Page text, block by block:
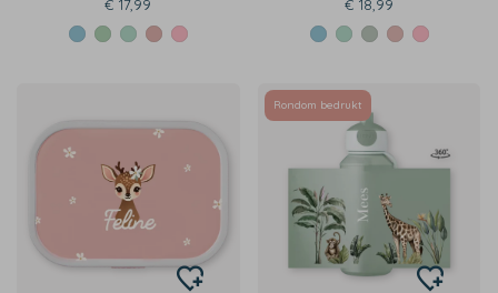
€ 17,99 € 18,99
Rondom bedrukt